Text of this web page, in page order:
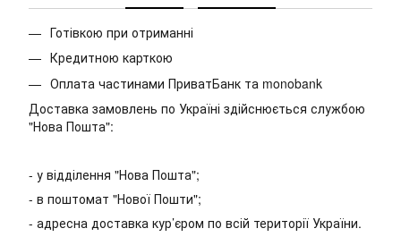
Готівкою при отриманні
Кредитною карткою
Оплата частинами ПриватБанк та monobank
Доставка замовлень по Україні здійснюється службою
"Нова Пошта":
- у відділення "Нова Пошта";
- в поштомат "Нової Пошти";
- адресна доставка кур’єром по всій території України.